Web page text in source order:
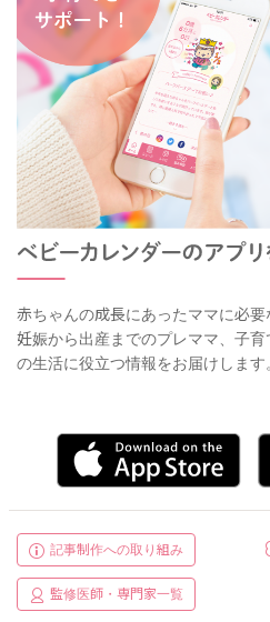
赤ちゃんの成長にあったママに必要
妊娠から出産までのプレママ、子
の生活に役立つ情報をお届けします
記事制作への取り組み
監修医師・専門家一覧